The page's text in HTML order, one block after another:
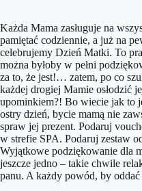
Każda Mama zasługuje na
pamiętać codziennie, a już na
celebrujemy Dzień Matki. To
można byłoby w pełni
za to, że jest!… zatem, po co
każdej drogiej Mamie osłodzić
upominkiem?! Bo wiecie jak to
ostry dzień, bycie mamą nie
spraw jej prezent. Podaruj
w strefie SPA. Podaruj zestaw
Wyjątkowe podziękowanie dla
jeszcze jedno – takie chwile
panu. A każdy powód, by